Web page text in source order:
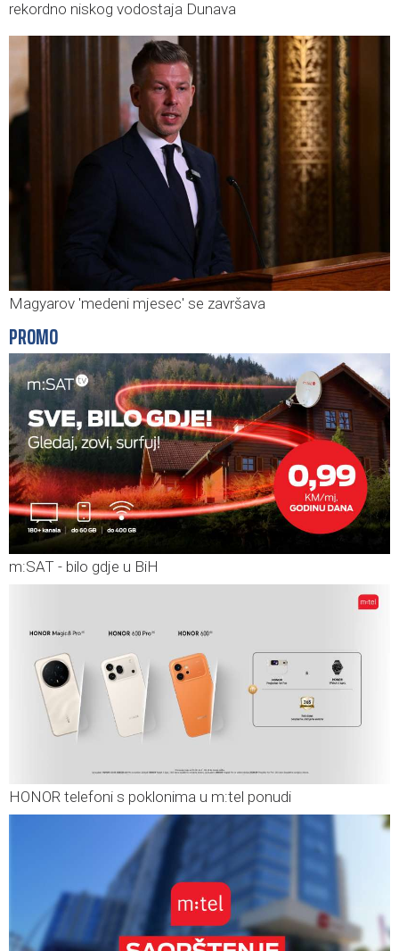
rekordno niskog vodostaja Dunava
Magyarov 'medeni mjesec' se završava
PROMO
m:SAT - bilo gdje u BiH
HONOR telefoni s poklonima u m:tel ponudi